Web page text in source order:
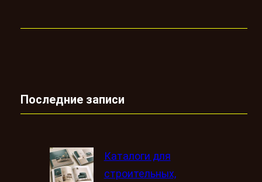
Последние записи
Каталоги для
строительных,